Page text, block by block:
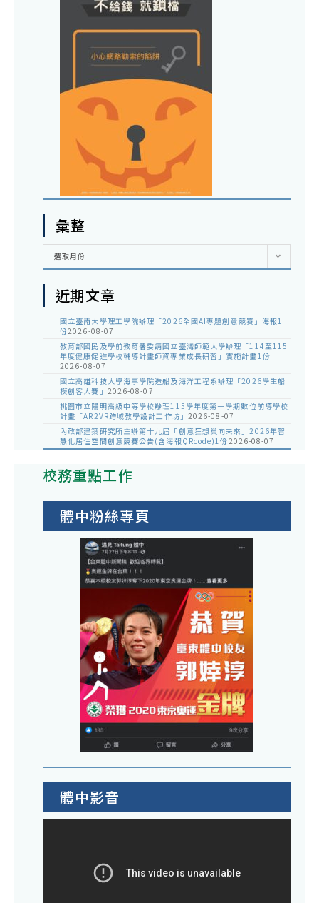
彙整
彙
選取月份
近期文章
國立臺南大學理工學院辦理「2026全國AI專題創意競賽」海報1
份2026-08-07
教育部國民及學前教育署委請國立臺灣師範大學辦理「114至115
年度健康促進學校輔導計畫師資專業成長研習」實施計畫1份
2026-08-07
國立高雄科技大學海事學院造船及海洋工程系辦理「2026學生船
模創客大賽」 2026-08-07
桃園市立陽明高級中等學校辦理115學年度第一學期數位前導學校
計畫「AR2VR跨域教學設計工作坊」 2026-08-07
內政部建築研究所主辦第十九屆「創意狂想巢向未來」2026年智
慧化居住空間創意競賽公告(含海報QRcode)1份2026-08-07
校務重點工作
體中粉絲專頁
體中影音